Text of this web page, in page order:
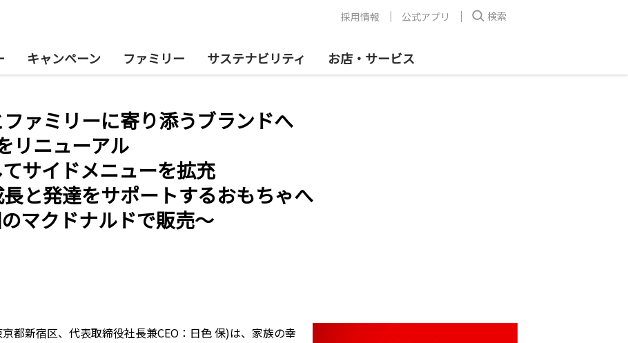
キャンペーン ファミリー サステナビリティ お店・サービス
採用情報 公式アプリ 検索
ァミリーに寄り添うブランドへ
リニューアル
サイドメニューを拡充
と発達をサポートするおもちゃへ
マクドナルドで販売～
都新宿区、代表取締役社長兼CEO：日色 保)は、家族の幸